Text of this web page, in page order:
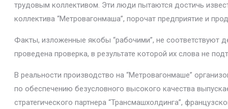
трудовым коллективом. Эти люди пытаются достичь
коллектива “Метровагонмаша”, порочат предприятие и
Факты, изложенные якобы “рабочими”, не соответствуют
проведена проверка, в результате которой их слова не
В реальности производство на “Метровагонмаше”
по обеспечению безусловного высокого качества
стратегического партнера “Трансмашхолдинга”,